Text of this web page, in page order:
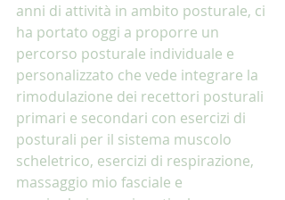
anni di attività in ambito posturale, ci
ha portato oggi a proporre un
percorso posturale individuale e
personalizzato che vede integrare la
rimodulazione dei recettori posturali
primari e secondari con esercizi di
posturali per il sistema muscolo
scheletrico, esercizi di respirazione,
massaggio mio fasciale e